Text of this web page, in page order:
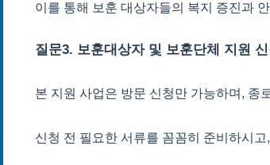
이를 통해 보훈 대상자들의 복지 증진과
질문3. 보훈대상자 및 보훈단체 지원
본 지원 사업은 방문 신청만 가능하며, 종
신청 전 필요한 서류를 꼼꼼히 준비하시